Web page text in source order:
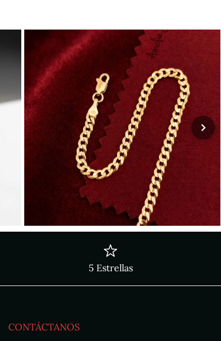
5 Estrellas
CONTÁCTANOS